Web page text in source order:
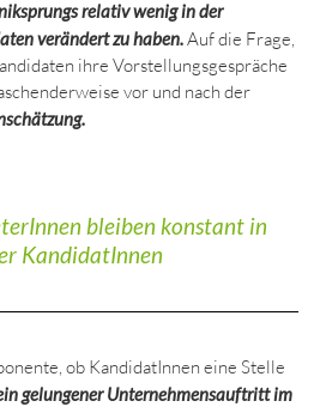
relativ wenig in der
verändert zu haben.Auf die Frage,
ihre Vorstellungsgespräche
vor und nach der
bleiben konstant in
KandidatInnen
ob KandidatInnen eine Stelle
gelungener Unternehmensauftritt im